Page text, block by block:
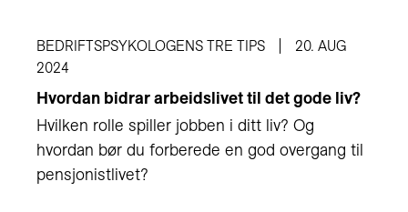
BEDRIFTSPSYKOLOGENS TRE TIPS
20. AUG
2024
Hvordan bidrar arbeidslivet til det gode liv?
Hvilken rolle spiller jobben i ditt liv? Og
hvordan bør du forberede en god overgang til
pensjonistlivet?